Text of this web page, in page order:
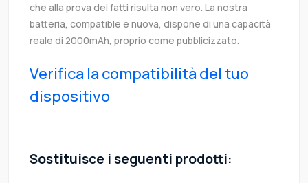
che alla prova dei fatti risulta non vero. La nostra
batteria, compatible e nuova, dispone di una capacità
reale di 2000mAh, proprio come pubblicizzato.
Verifica la compatibilità del tuo
dispositivo
Sostituisce i seguenti prodotti: